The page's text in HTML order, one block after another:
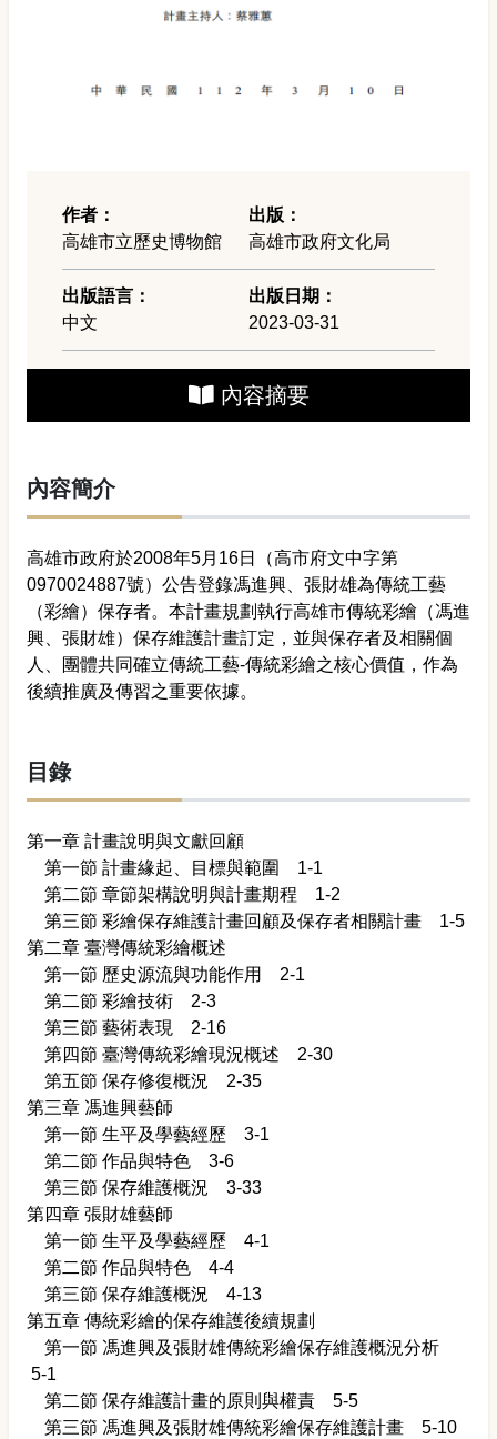
作者：
高雄市立歷史博物館
出版：
高雄市政府文化局
出版語言：
中文
出版日期：
2023-03-31
內容摘要
內容簡介
高雄市政府於2008年5月16日（高市府文中字第
0970024887號）公告登錄馮進興、張財雄為傳統工藝
（彩繪）保存者。本計畫規劃執行高雄市傳統彩繪（馮進
興、張財雄）保存維護計畫訂定，並與保存者及相關個
人、團體共同確立傳統工藝-傳統彩繪之核心價值，作為
後續推廣及傳習之重要依據。
目錄
第一章 計畫說明與文獻回顧
第一節 計畫緣起、目標與範圍 1-1
第二節 章節架構說明與計畫期程 1-2
第三節 彩繪保存維護計畫回顧及保存者相關計畫 1-5
第二章 臺灣傳統彩繪概述
第一節 歷史源流與功能作用 2-1
第二節 彩繪技術 2-3
第三節 藝術表現 2-16
第四節 臺灣傳統彩繪現況概述 2-30
第五節 保存修復概況 2-35
第三章 馮進興藝師
第一節 生平及學藝經歷 3-1
第二節 作品與特色 3-6
第三節 保存維護概況 3-33
第四章 張財雄藝師
第一節 生平及學藝經歷 4-1
第二節 作品與特色 4-4
第三節 保存維護概況 4-13
第五章 傳統彩繪的保存維護後續規劃
第一節 馮進興及張財雄傳統彩繪保存維護概況分析
5-1
第二節 保存維護計畫的原則與權責 5-5
第三節 馮進興及張財雄傳統彩繪保存維護計畫 5-10